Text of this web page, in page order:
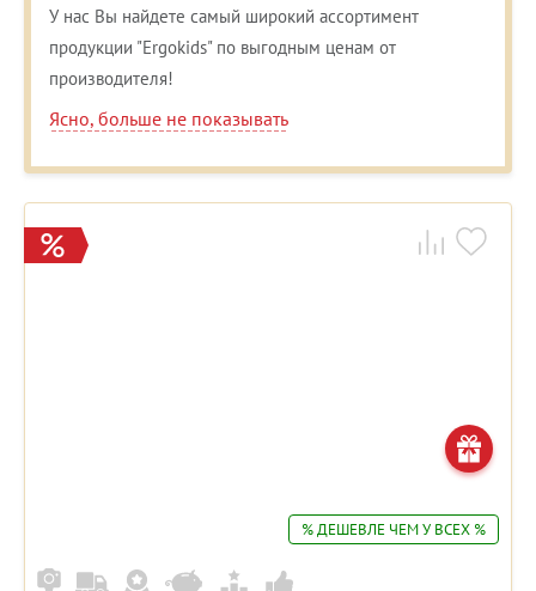
У нас Вы найдете самый широкий ассортимент
продукции "Ergokids" по выгодным ценам от
производителя!
Ясно, больше не показывать
% ДЕШЕВЛЕ ЧЕМ У ВСЕХ %